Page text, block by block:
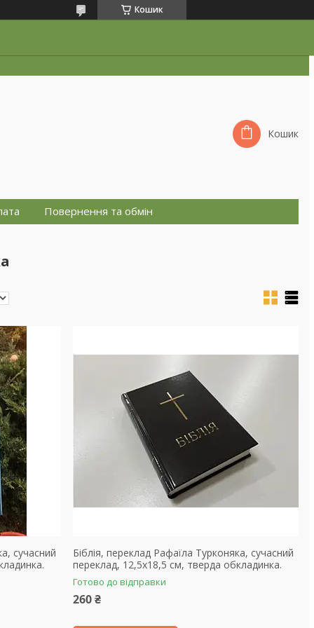
Кошик
Кошик
Повернення та обмін
сучасний
Біблія, переклад Рафаїла Турконяка, сучасний
переклад, 12,5х18,5 см, тверда обкладинка.
Готово до відправки
260 ₴